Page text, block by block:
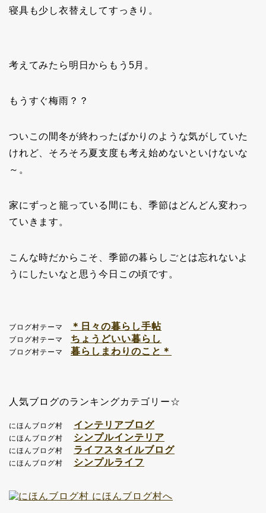
寝具も少し衣替えしてすっきり。
考えてみたら明日からもう5月。
もうすぐ梅雨？？
ついこの間冬が終わったばかりのような気がしていた
けれど、そろそろ夏支度も考え始めないといけないな
～。
家にずっと籠っている間にも、季節はどんどん変わっ
ていきます。
こんな時だからこそ、季節の暮らしごとは忘れないよ
うにしたいなと思う今日この頃です。
ブログ村テーマ ＊日々の暮らし手帖
ブログ村テーマ ちょうどいい暮らし
ブログ村テーマ 暮らしまわりのこと＊
人気ブログのランキングカテゴリー☆
にほんブログ村 インテリアブログ
にほんブログ村 シンプルインテリア
にほんブログ村 ライフスタイルブログ
にほんブログ村 シンプルライフ